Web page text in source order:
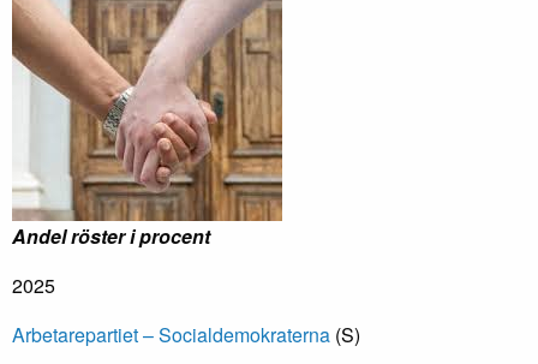
Andel röster i procent
2025
Arbetarepartiet – Socialdemokraterna (S)